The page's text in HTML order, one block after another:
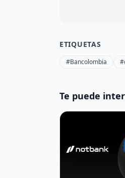
ETIQUETAS
#Bancolombia
Te puede